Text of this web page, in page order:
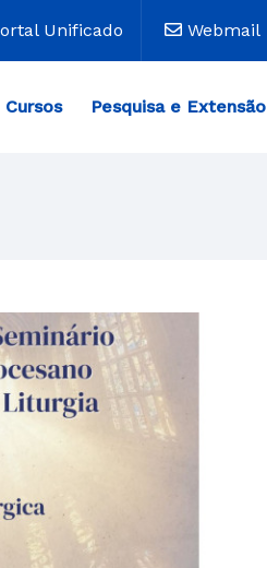
Unificado Webmail
Cursos Pesquisa e Extensão